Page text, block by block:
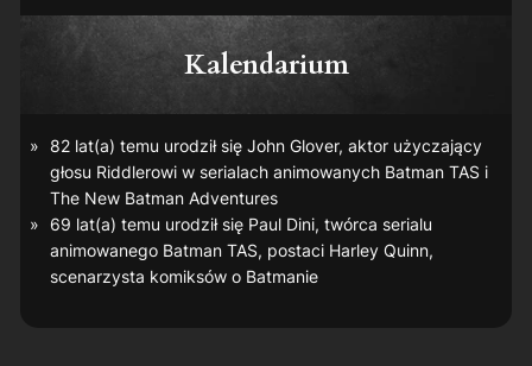
Kalendarium
82 lat(a) temu urodził się John Glover, aktor użyczający
głosu Riddlerowi w serialach animowanych Batman TAS i
The New Batman Adventures
69 lat(a) temu urodził się Paul Dini, twórca serialu
animowanego Batman TAS, postaci Harley Quinn,
scenarzysta komiksów o Batmanie